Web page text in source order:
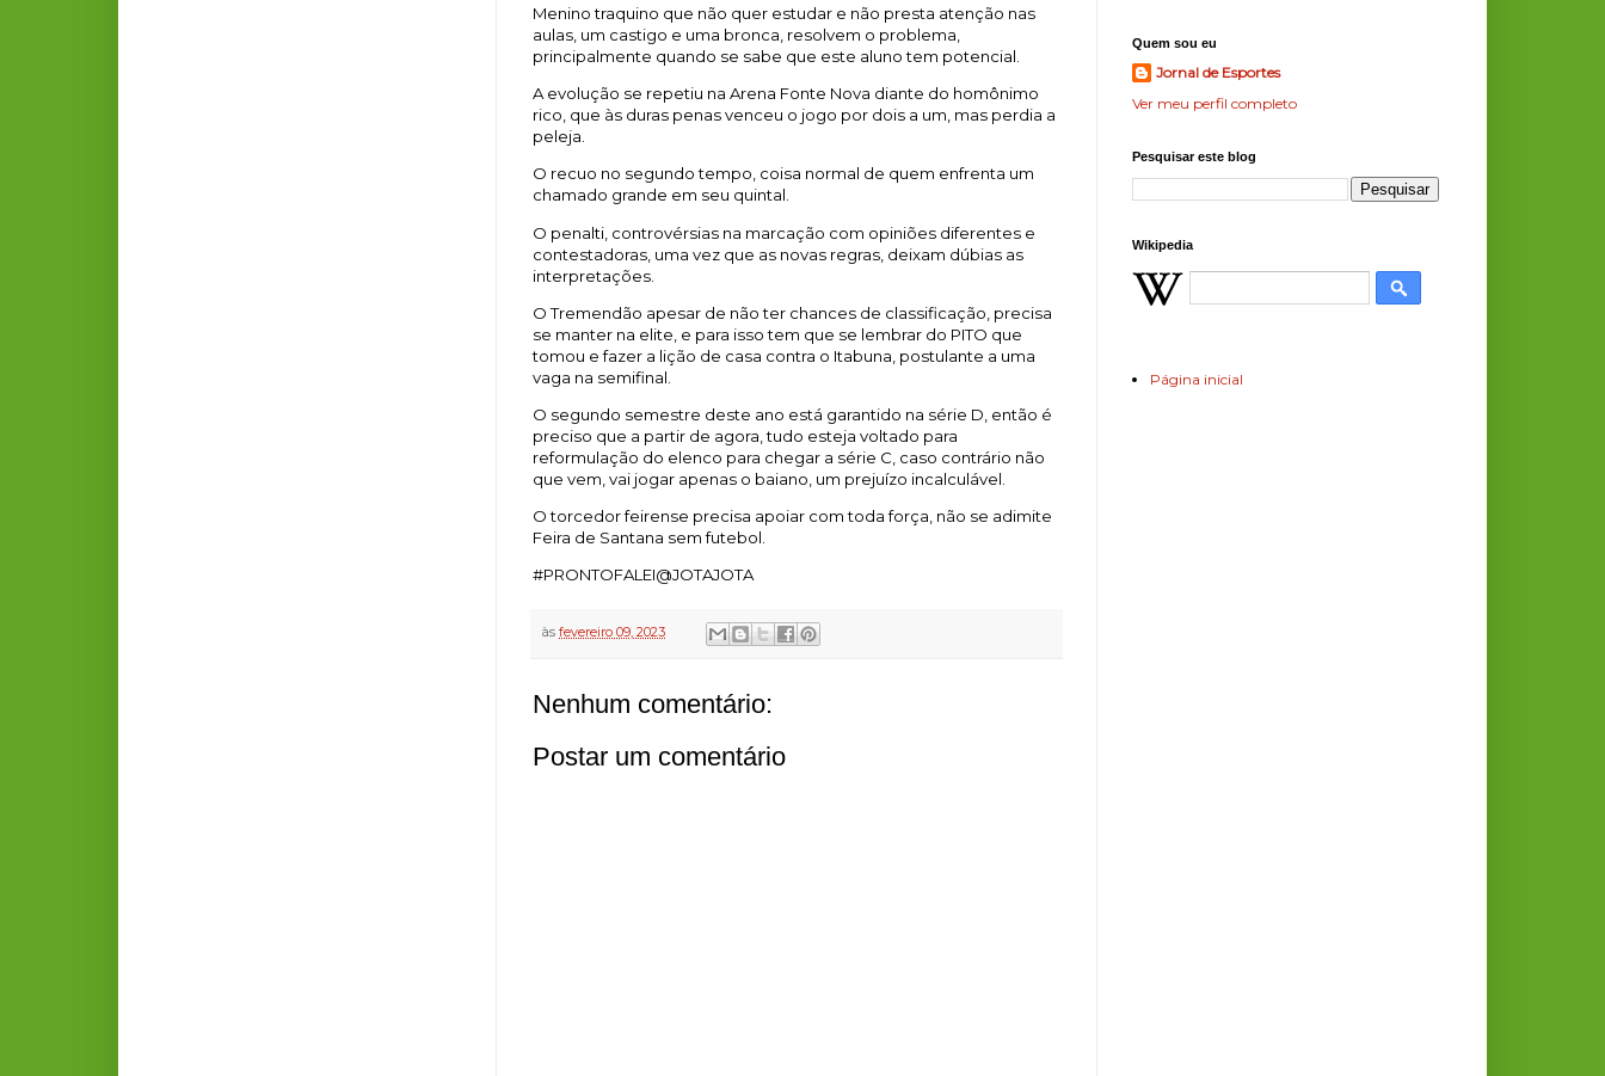
Menino traquino que não quer estudar e não presta atenção nas
aulas, um castigo e uma bronca, resolvem o problema,
principalmente quando se sabe que este aluno tem potencial.
A evolução se repetiu na Arena Fonte Nova diante do homônimo
rico, que às duras penas venceu o jogo por dois a um, mas perdia a
peleja.
O recuo no segundo tempo, coisa normal de quem enfrenta um
chamado grande em seu quintal.
O penalti, controvérsias na marcação com opiniões diferentes e
contestadoras, uma vez que as novas regras, deixam dúbias as
interpretações.
O Tremendão apesar de não ter chances de classificação, precisa
se manter na elite, e para isso tem que se lembrar do PITO que
tomou e fazer a lição de casa contra o Itabuna, postulante a uma
vaga na semifinal.
O segundo semestre deste ano está garantido na série D, então é
preciso que a partir de agora, tudo esteja voltado para
reformulação do elenco para chegar a série C, caso contrário não
que vem, vai jogar apenas o baiano, um prejuízo incalculável.
O torcedor feirense precisa apoiar com toda força, não se adimite
Feira de Santana sem futebol.
#PRONTOFALEI@JOTAJOTA
às fevereiro 09, 2023
Nenhum comentário:
Postar um comentário
Quem sou eu
Jornal de Esportes
Ver meu perfil completo
Pesquisar este blog
Wikipedia
Página inicial